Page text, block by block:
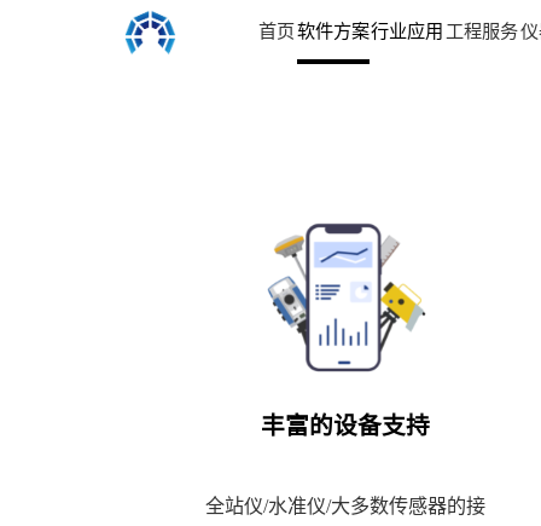
首页软件方案行业应用 工程服务
丰富的设备支持
全站仪/水准仪/大多数传感器的接